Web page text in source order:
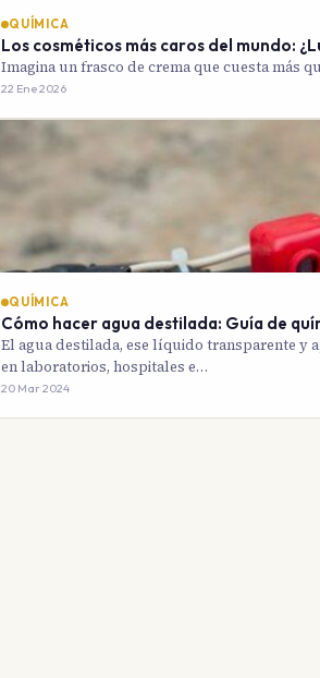
QUÍMICA
Los cosméticos más caros del mundo:
Imagina un frasco de crema que cuesta más
22 Ene 2026
QUÍMICA
Cómo hacer agua destilada: Guía de
El agua destilada, ese líquido transparente y
en laboratorios, hospitales e…
20 Mar 2024